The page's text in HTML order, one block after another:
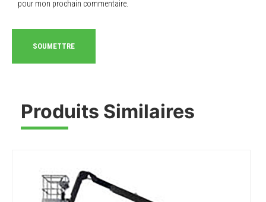
pour mon prochain commentaire.
Produits Similaires